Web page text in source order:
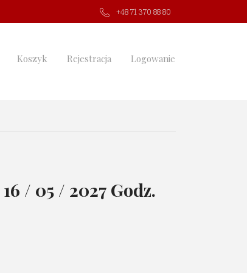
+48 71 370 88 80
Koszyk Rejestracja Logowanie
16 / 05 / 2027 Godz.